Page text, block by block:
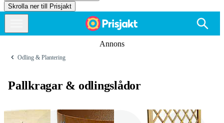
Skrolla ner till Prisjakt
Annons
Odling & Plantering
Pallkragar & odlingslådor